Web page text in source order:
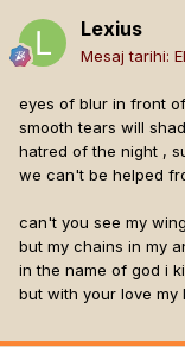
Lexius
Mesaj tarihi:
eyes of blur in front
smooth tears will
hatred of the night ,
we can't be helped
can't you see my
but my chains in my
in the name of god i
but with your love my